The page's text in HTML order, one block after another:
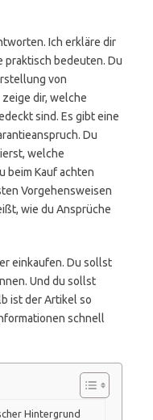
Ich erkläre dir
praktisch bedeuten. Du
von
zeige dir, welche
sind. Es gibt eine
Du
welche
beim Kauf achten
Vorgehensweisen
wie du Ansprüche
einkaufen. Du sollst
Und du sollst
ist der Artikel so
schnell
Hintergrund